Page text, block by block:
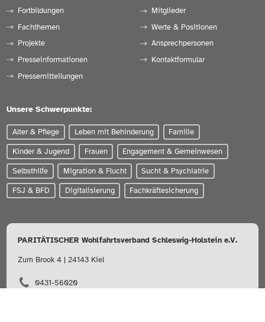
Fortbildungen
Fachthemen
Projekte
Presseinformationen
Pressemitteilungen
Mitglieder
Werte & Positionen
Ansprechpersonen
Kontaktformular
Unsere Schwerpunkte:
Alter & Pflege Leben mit Behinderung Familie
Kinder & Jugend Frauen Engagement & Gemeinwesen
Selbsthilfe Migration & Flucht Sucht & Psychiatrie
FSJ & BFD Digitalisierung Fachkräftesicherung
PARITÄTISCHER Wohlfahrtsverband Schleswig-Holstein e.V.
Zum Brook 4 | 24143 Kiel
0431-56020